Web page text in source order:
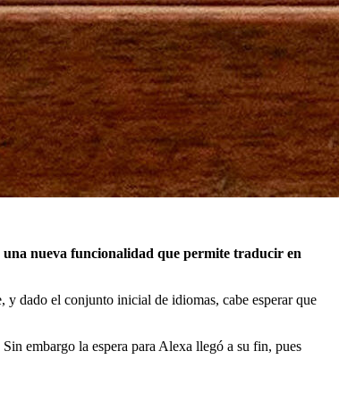
nueva funcionalidad que permite traducir en
y dado el conjunto inicial de idiomas, cabe esperar que
Sin embargo la espera para Alexa llegó a su fin, pues